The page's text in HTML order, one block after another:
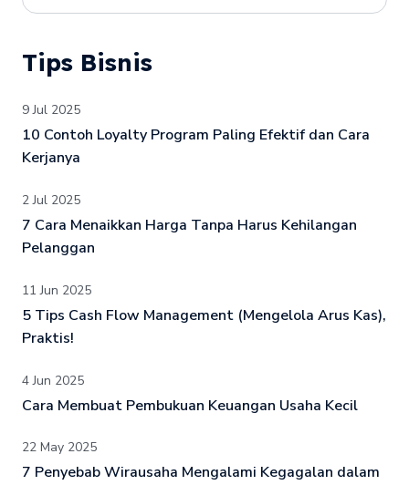
Tips Bisnis
9 Jul 2025
10 Contoh Loyalty Program Paling Efektif dan Cara
Kerjanya
2 Jul 2025
7 Cara Menaikkan Harga Tanpa Harus Kehilangan
Pelanggan
11 Jun 2025
5 Tips Cash Flow Management (Mengelola Arus Kas),
Praktis!
4 Jun 2025
Cara Membuat Pembukuan Keuangan Usaha Kecil
22 May 2025
7 Penyebab Wirausaha Mengalami Kegagalan dalam